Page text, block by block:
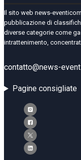
Il sito web news-
pubblicazione di
diverse categorie come
intrattenimento,
contatto@news-
Pagine consigliate